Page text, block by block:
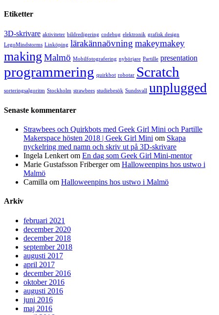
Etiketter
3D-skrivare aktiviteter bildredigering codebug elektronik grafisk design
LegoMindstorms Linköping lärakännaövning makeymakey
making Malmö Mobilfotografering nybörjare Partille presentation
programmering quirkbot robotar Scratch
sorteringsalgoritm Stockholm strawbees studiebesök Sundsvall unplugged
Senaste kommentarer
Strawbees och Quirkbots med Geek Girl Mini och Partille
Makerspace hösten 2018 | Geek Girl Mini om Skapa
nyckelring med namn och skriv ut på 3D-skrivare
Ingela Lenkert om En dag som Geek Girl Mini-mentor
Marie Gustafsson Fribergerom Halloweenpins hos ustwo i
Malmö
Camilla om Halloweenpins hos ustwo i Malmö
Arkiv
februari 2021
december 2020
december 2018
september 2018
augusti 2017
april 2017
december 2016
oktober 2016
augusti 2016
juni 2016
maj 2016